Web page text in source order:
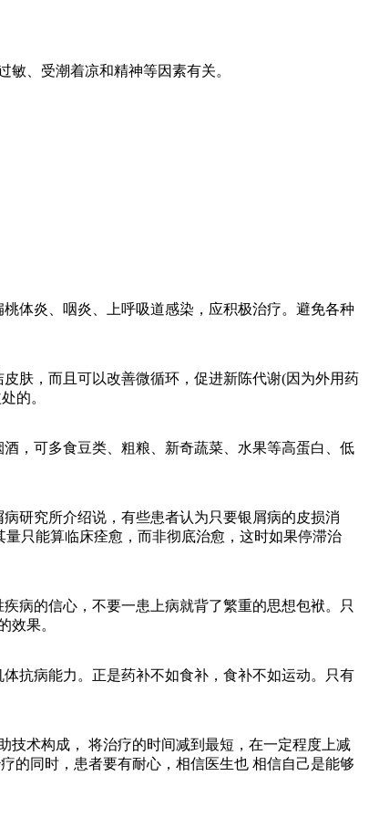
、受潮着凉和精神等因素有关。
体炎、咽炎、上呼吸道感染，应积极治疗。避免各种
肤，而且可以改善微循环，促进新陈代谢(因为外用药
的。
，可多食豆类、粗粮、新奇蔬菜、水果等高蛋白、低
研究所介绍说，有些患者认为只要银屑病的皮损消
只能算临床痊愈，而非彻底治愈，这时如果停滞治
病的信心，不要一患上病就背了繁重的思想包袱。只
效果。
抗病能力。正是药补不如食补，食补不如运动。只有
术构成， 将治疗的时间减到最短，在一定程度上减
的同时，患者要有耐心，相信医生也 相信自己是能够